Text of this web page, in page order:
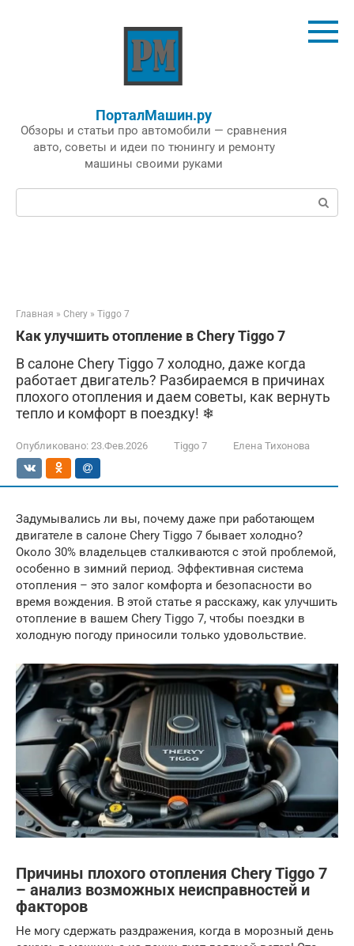
ПорталМашин.ру
Обзоры и статьи про автомобили — сравнения
авто, советы и идеи по тюнингу и ремонту
машины своими руками
Поиск:
Главная » Chery » Tiggo 7
Как улучшить отопление в Chery Tiggo 7
В салоне Chery Tiggo 7 холодно, даже когда
работает двигатель? Разбираемся в причинах
плохого отопления и даем советы, как вернуть
тепло и комфорт в поездку! ❄
Опубликовано: 23.Фев.2026 Tiggo 7 Елена Тихонова
Задумывались ли вы, почему даже при работающем
двигателе в салоне Chery Tiggo 7 бывает холодно?
Около 30% владельцев сталкиваются с этой проблемой,
особенно в зимний период. Эффективная система
отопления – это залог комфорта и безопасности во
время вождения. В этой статье я расскажу, как улучшить
отопление в вашем Chery Tiggo 7, чтобы поездки в
холодную погоду приносили только удовольствие.
Причины плохого отопления Chery Tiggo 7
– анализ возможных неисправностей и
факторов
Не могу сдержать раздражения, когда в морозный день